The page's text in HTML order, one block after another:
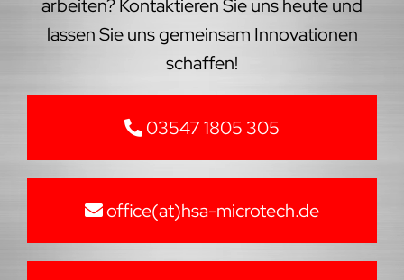
arbeiten? Kontaktieren Sie uns heute und
lassen Sie uns gemeinsam Innovationen
schaffen!
03547 1805 305
office(at)hsa-microtech.de